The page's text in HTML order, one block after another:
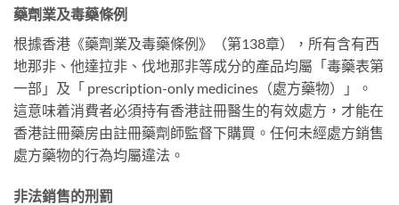
藥劑業及毒藥條例
根據香港《藥劑業及毒藥條例》（第138章），所有含有西
地那非、他達拉非、伐地那非等成分的產品均屬「毒藥表第
一部」及「 prescription-only medicines（處方藥物）」。
這意味着消費者必須持有香港註冊醫生的有效處方，才能在
香港註冊藥房由註冊藥劑師監督下購買。任何未經處方銷售
處方藥物的行為均屬違法。
非法銷售的刑罰